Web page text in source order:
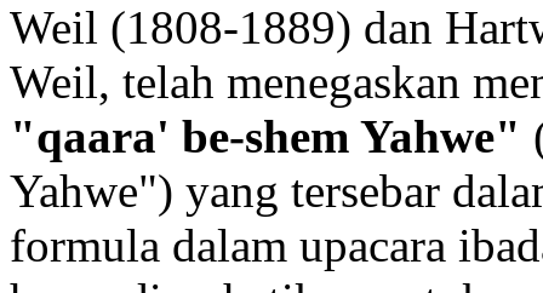
Weil (1808-1889) dan
Weil, telah menegaskan
"qaara' be-shem Yahwe"
Yahwe") yang tersebar
formula dalam upacara